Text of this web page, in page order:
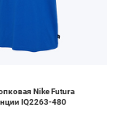
Nike Futura
IQ2263-480